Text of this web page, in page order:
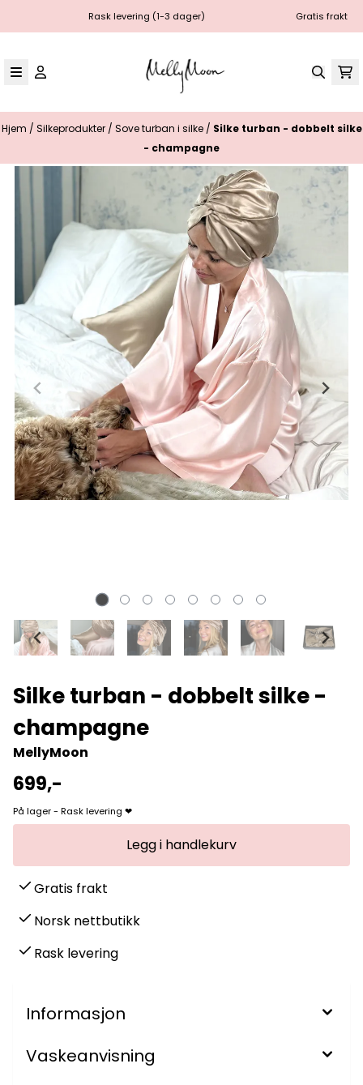
Hopp til innholdRask levering (1-3 dager) Gratis frakt
Hjem / Silkeprodukter / Sove turban i silke / Silke turban - dobbelt silke
- champagne
Silke turban - dobbelt silke -
champagne
MellyMoon
699,-
På lager - Rask levering ❤
Gratis frakt
Norsk nettbutikk
Rask levering
Informasjon
Vaskeanvisning